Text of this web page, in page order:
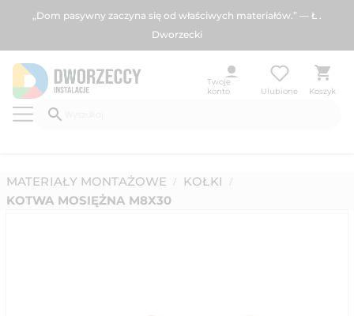
„Dom pasywny zaczyna się od właściwych materiałów.” — Ł .
Dworzecki
Twoje
konto
Ulubione Koszyk
MATERIAŁY MONTAŻOWE / KOŁKI /
KOTWA MOSIĘŻNA M8X30